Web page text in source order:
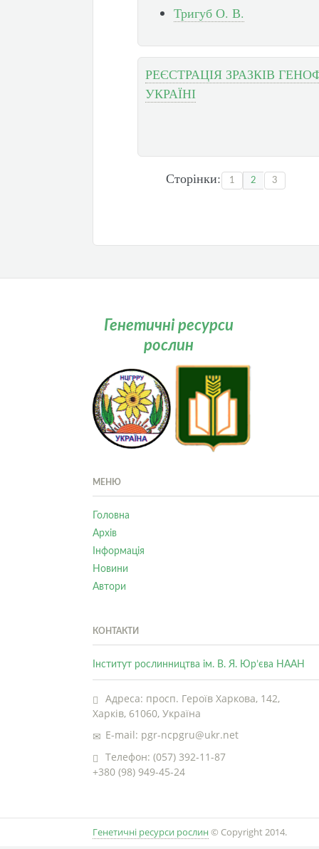
Тригуб О. В.
РЕЄСТРАЦІЯ ЗРАЗКІВ
УКРАЇНІ
Сторінки: 1 2 3
Генетичні ресурси
рослин
МЕНЮ
Головна
Архів
Інформація
Новини
Автори
КОНТАКТИ
Інститут рослинництва ім. В. Я. Юр’єва НААН
Адреса: просп. Героїв Харкова, 142,
Харків, 61060, Україна
E-mail: pgr-ncpgru@ukr.net
Телефон: (057) 392-11-87
+380 (98) 949-45-24
Генетичні ресурси рослин © Copyright 2014.